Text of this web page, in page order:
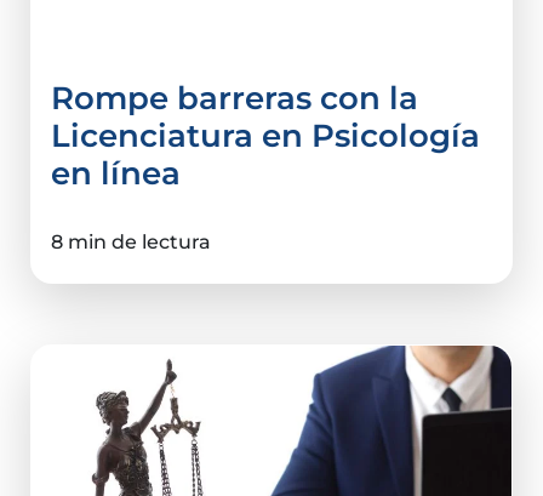
Rompe barreras con la
Licenciatura en Psicología
en línea
8 min de lectura